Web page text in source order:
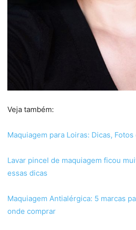
Veja também:
Maquiagem para Loiras: Dicas,
Lavar pincel de maquiagem ficou
essas dicas
Maquiagem Antialérgica: 5 marcas
onde comprar